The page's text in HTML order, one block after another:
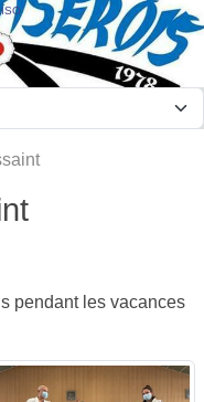
pendant les vacances